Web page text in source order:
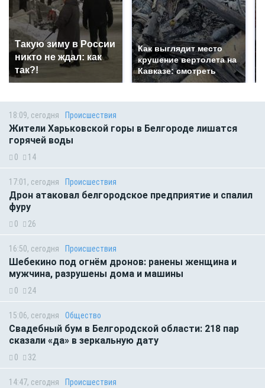
Такую зиму в России
никто не ждал: как
так?!
Как выглядит место
крушение вертолета на
Кавказе: смотреть
18:09, сегодня Происшествия
Жители Харьковской горы в Белгороде лишатся
горячей воды
0 14
17:01, сегодня Происшествия
Дрон атаковал белгородское предприятие и спалил
фуру
0 26
16:50, сегодня Происшествия
Шебекино под огнём дронов: ранены женщина и
мужчина, разрушены дома и машины
0 24
15:06, сегодня Общество
Свадебный бум в Белгородской области: 218 пар
сказали «да» в зеркальную дату
0 32
14:47, сегодня Происшествия